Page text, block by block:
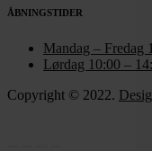
ÅBNINGSTIDER
Mandag – Fredag
Lørdag 10:00 –
Copyright © 2022.